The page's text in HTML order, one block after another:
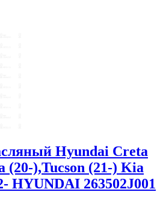
Hyundai Creta
(20-),Tucson (21-) Kia
HYUNDAI 263502J001